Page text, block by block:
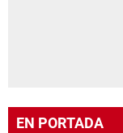
EN PORTADA